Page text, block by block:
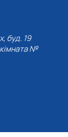
буд. 19
№